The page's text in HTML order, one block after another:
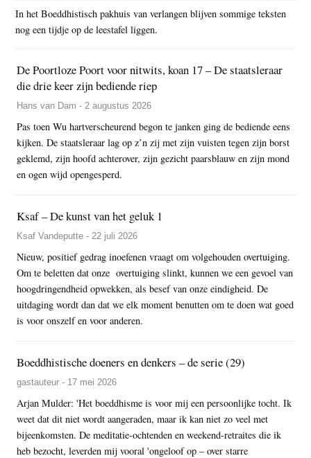
In het Boeddhistisch pakhuis van verlangen blijven sommige teksten
nog een tijdje op de leestafel liggen.
De Poortloze Poort voor nitwits, koan 17 – De staatsleraar
die drie keer zijn bediende riep
Hans van Dam - 2 augustus 2026
Pas toen Wu hartverscheurend begon te janken ging de bediende eens
kijken. De staatsleraar lag op z’n zij met zijn vuisten tegen zijn borst
geklemd, zijn hoofd achterover, zijn gezicht paarsblauw en zijn mond
en ogen wijd opengesperd.
Ksaf – De kunst van het geluk 1
Ksaf Vandeputte - 22 juli 2026
Nieuw, positief gedrag inoefenen vraagt om volgehouden overtuiging.
Om te beletten dat onze overtuiging slinkt, kunnen we een gevoel van
hoogdringendheid opwekken, als besef van onze eindigheid. De
uitdaging wordt dan dat we elk moment benutten om te doen wat goed
is voor onszelf en voor anderen.
Boeddhistische doeners en denkers – de serie (29)
gastauteur - 17 mei 2026
Arjan Mulder: 'Het boeddhisme is voor mij een persoonlijke tocht. Ik
weet dat dit niet wordt aangeraden, maar ik kan niet zo veel met
bijeenkomsten. De meditatie-ochtenden en weekend-retraites die ik
heb bezocht, leverden mij vooral 'ongeloof op – over starre